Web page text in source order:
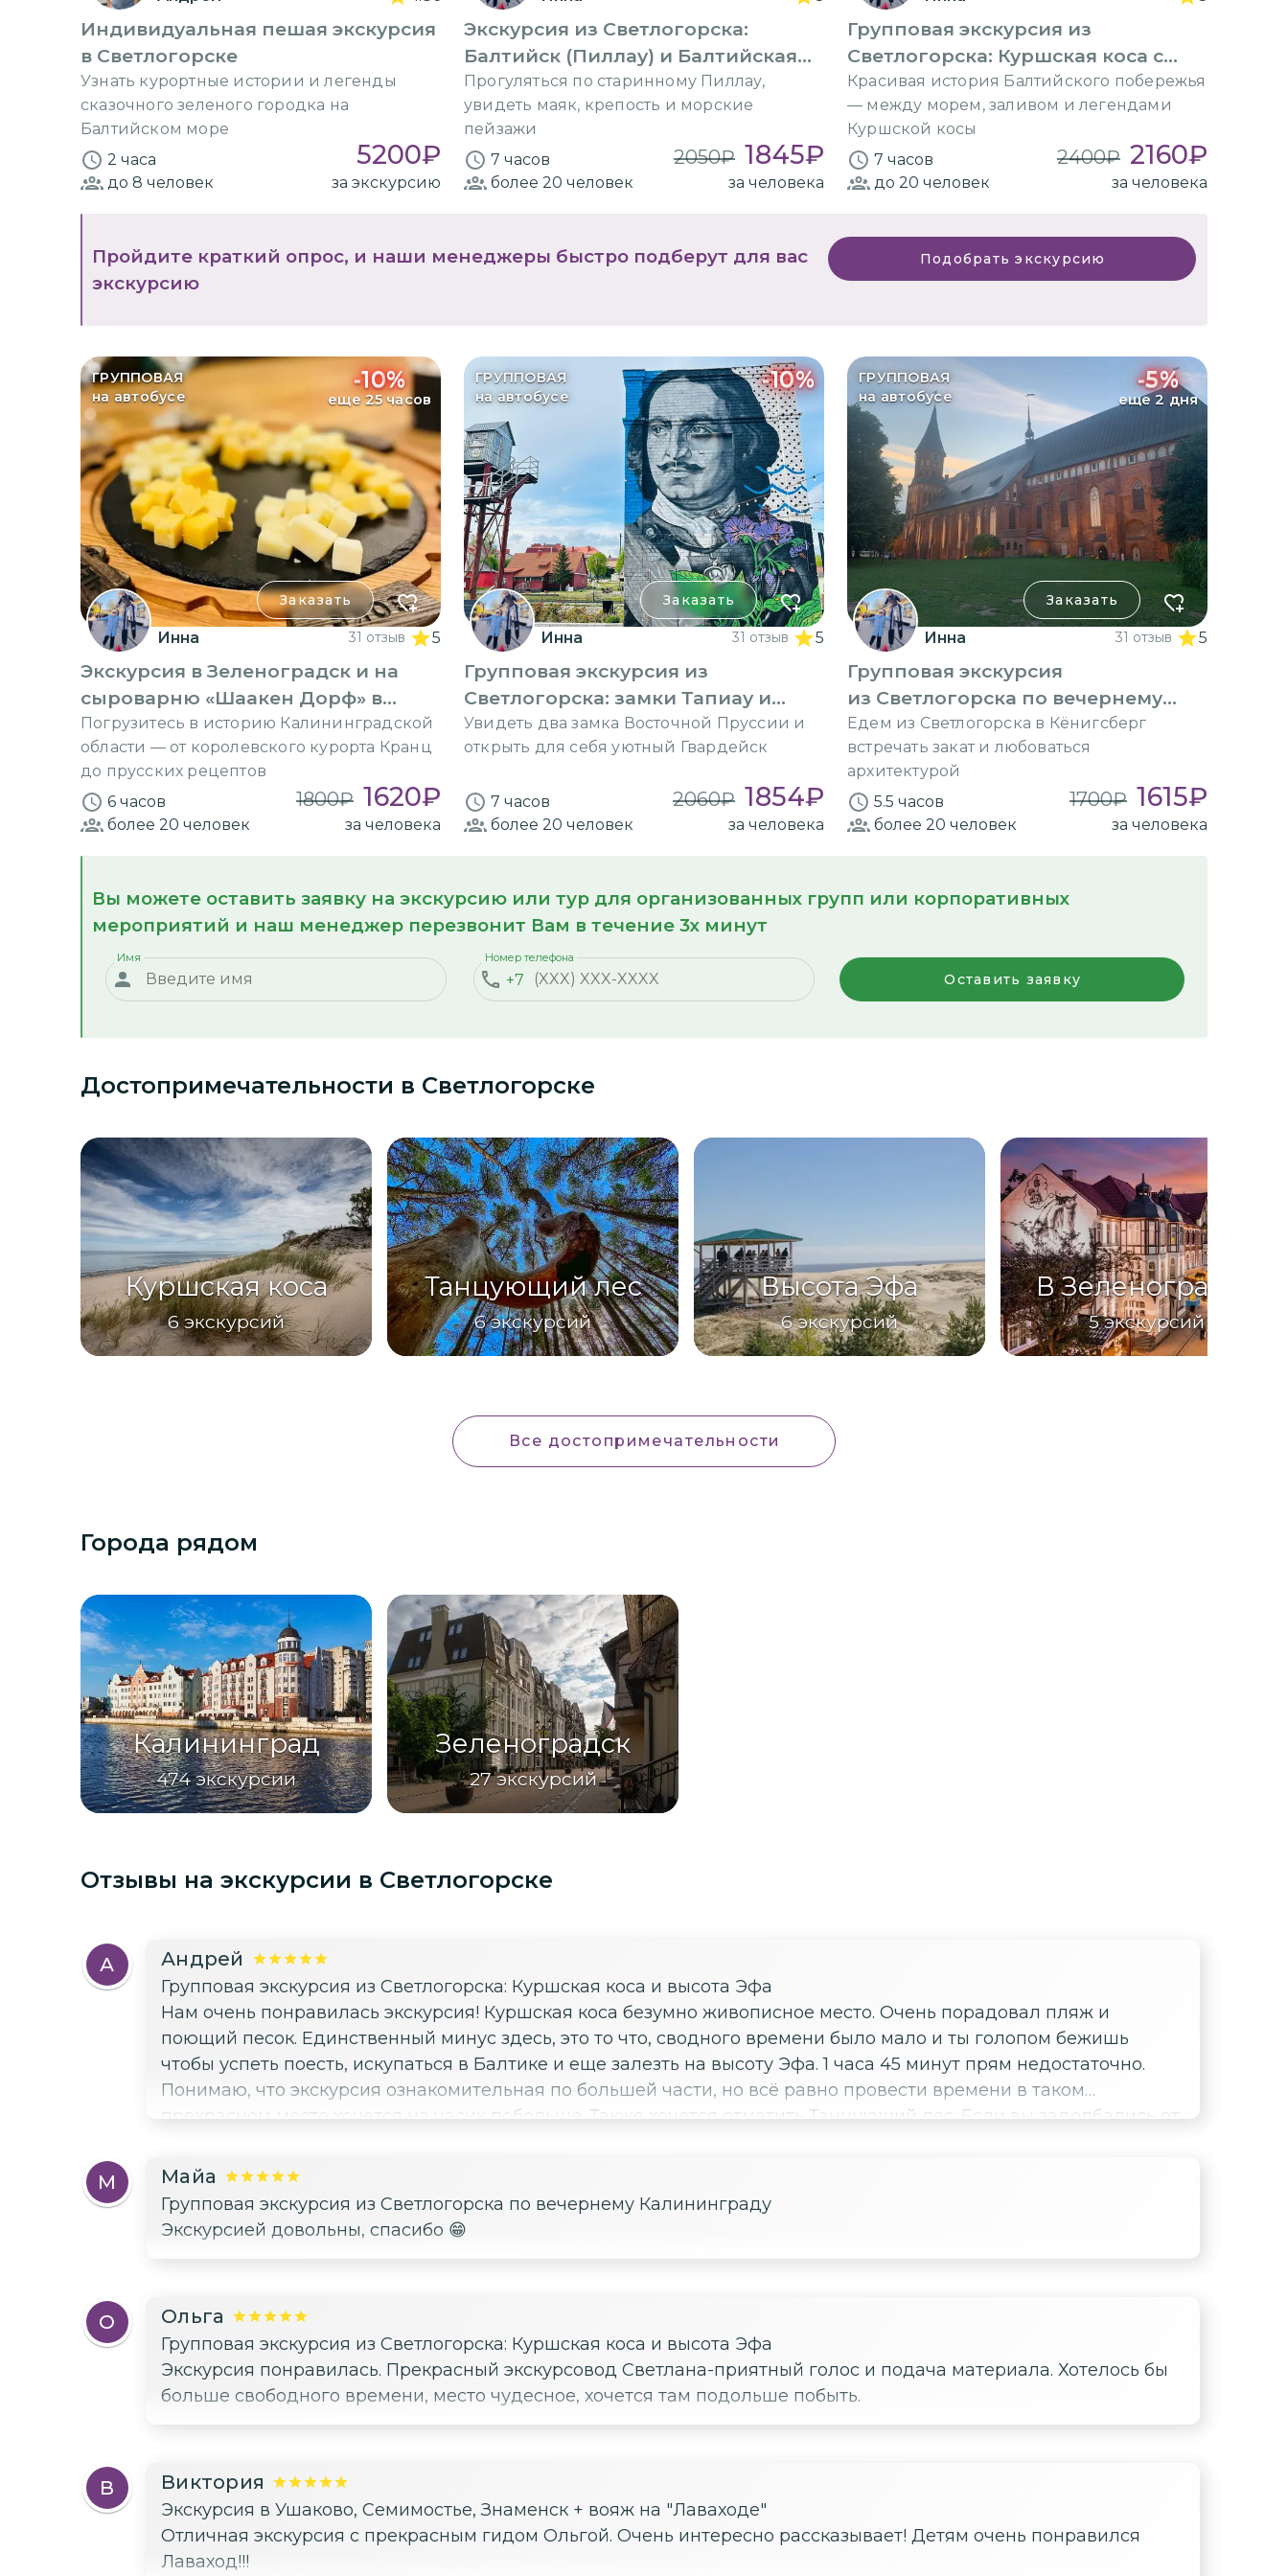
Индивидуальная пешая экскурсия
в Светлогорске
Узнать курортные истории и легенды
сказочного зеленого городка на
Балтийском море
2 часа
5200₽
до 8 человек за экскурсию
Экскурсия из Светлогорска:
Балтийск (Пиллау) и Балтийская
коса
Прогуляться по старинному Пиллау,
увидеть маяк, крепость и морские
пейзажи
7 часов
2050₽ 1845₽
более 20 человек за человека
Групповая экскурсия из
Светлогорска: Куршская коса с
воды
Красивая история Балтийского побережья
— между морем, заливом и легендами
Куршской косы
7 часов
2400₽ 2160₽
до 20 человек за человека
Пройдите краткий опрос, и наши менеджеры быстро подберут для вас
экскурсию
Подобрать экскурсию
ГРУППОВАЯ
на автобусе
-10%
еще 25 часов
Заказать
Инна 31 отзыв 5
Экскурсия в Зеленоградск и на
сыроварню «Шаакен Дорф» в
группе
Погрузитесь в историю Калининградской
области — от королевского курорта Кранц
до прусских рецептов
6 часов
1800₽ 1620₽
более 20 человек за человека
ГРУППОВАЯ
на автобусе
-10%
Заказать
Инна 31 отзыв 5
Групповая экскурсия из
Светлогорска: замки Тапиау и
Нойхаузен
Увидеть два замка Восточной Пруссии и
открыть для себя уютный Гвардейск
7 часов 2060₽ 1854₽
более 20 человек за человека
ГРУППОВАЯ
на автобусе
-5%
еще 2 дня
Заказать
Инна 31 отзыв 5
Групповая экскурсия
из Светлогорска по вечернему
Калининграду
Едем из Светлогорска в Кёнигсберг
встречать закат и любоваться
архитектурой
5.5 часов
1700₽ 1615₽
более 20 человек за человека
Вы можете оставить заявку на экскурсию или тур для организованных групп или корпоративных
мероприятий и наш менеджер перезвонит Вам в течение 3х минут
Имя
+7
Номер телефона
Оставить заявку
Достопримечательности в Светлогорске
Куршская коса
6 экскурсий
Танцующий лес
6 экскурсий
Высота Эфа
6 экскурсий
В Зеленоградск
5 экскурсий
Все достопримечательности
Города рядом
Калининград
474 экскурсии
Зеленоградск
27 экскурсий
Отзывы на экскурсии в Светлогорске
А Андрей
Групповая экскурсия из Светлогорска: Куршская коса и высота Эфа
Нам очень понравилась экскурсия! Куршская коса безумно живописное место. Очень порадовал пляж и
поющий песок. Единственный минус здесь, это то что, сводного времени было мало и ты голопом бежишь
чтобы успеть поесть, искупаться в Балтике и еще залезть на высоту Эфа. 1 часа 45 минут прям недостаточно.
Понимаю, что экскурсия ознакомительная по большей части, но всё равно провести времени в таком
прекрасном месте хочется на часик побольше. Также хочется отметить Танцующий лес. Если вы задолбались от
деревьев, очень необычно. Как ознакомительная экскурсия огонь 🔥 Если сомневаетесь надо оно вам или нет,
берите, не пожалеете. А если уже были, то конечно лучше ехать самому и на целый день
М Майа
Групповая экскурсия из Светлогорска по вечернему Калининграду
Экскурсией довольны, спасибо 😁
О Ольга
Групповая экскурсия из Светлогорска: Куршская коса и высота Эфа
Экскурсия понравилась. Прекрасный экскурсовод Светлана-приятный голос и подача материала. Хотелось бы
больше свободного времени, место чудесное, хочется там подольше побыть.
В Виктория
Экскурсия в Ушаково, Семимостье, Знаменск + вояж на "Лаваходе"
Отличная экскурсия с прекрасным гидом Ольгой. Очень интересно рассказывает! Детям очень понравился
Лаваход!!!